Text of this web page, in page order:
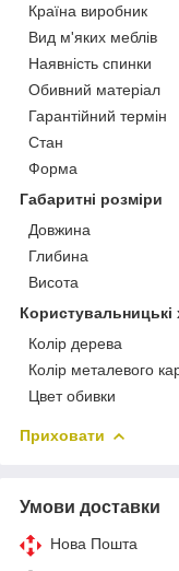
Країна виробник
Вид м'яких меблів
Наявність спинки
Обивний матеріал
Гарантійний термін
Стан
Форма
Габаритні розміри
Довжина
Глибина
Висота
Користувальницькі
Колір дерева
Колір металевого
Цвет обивки
Приховати
Умови доставки
Нова Пошта